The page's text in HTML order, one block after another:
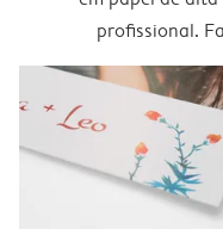
profissional.